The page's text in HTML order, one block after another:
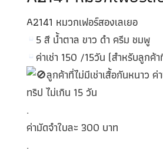
A2141 หมวกเฟอร์สองเลเยอ
5 สี น้ำตาล ขาว ดำ ครีม ชมพู
ค่าเช่า 150 /15วัน (สำหรับลูกค้
ลูกค้าที่ไม่มีเช่าเสื้อกันหนาว
ทริป ไม่เกิน 15 วัน
.
ค่ามัดจำใบละ 300 บาท
.